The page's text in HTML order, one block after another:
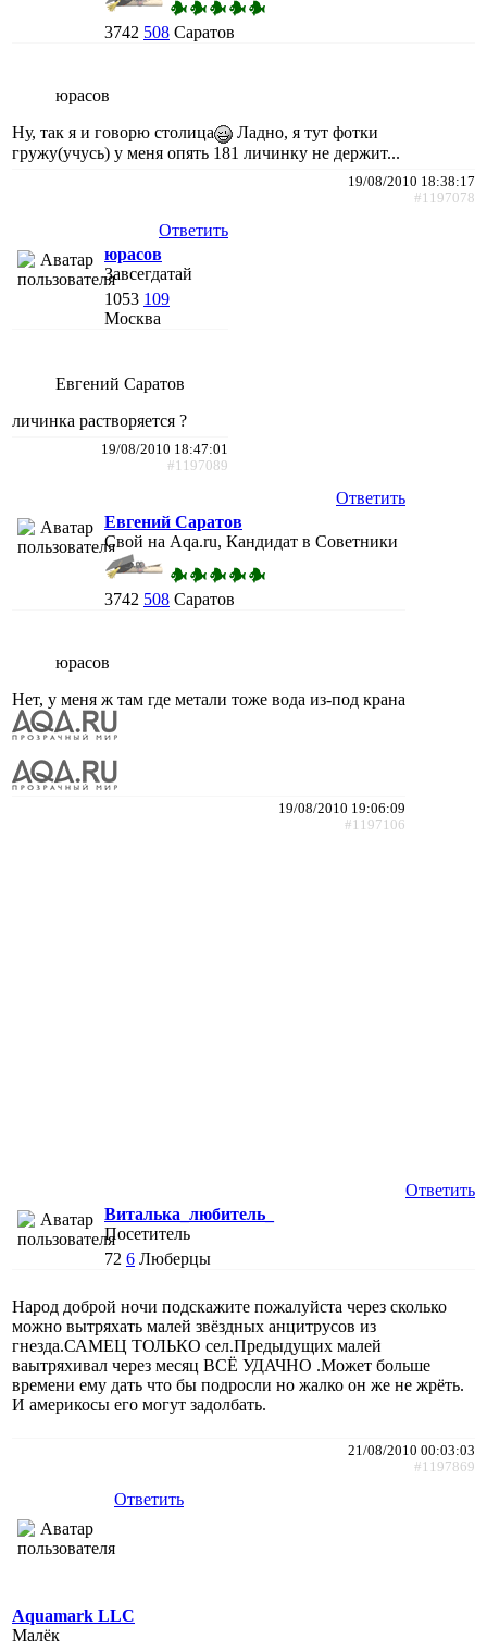
3742 508 Саратов
юрасов
Ну, так я и говорю столица
Ладно, я тут фотки
гружу(учусь) у меня опять 181 личинку не держит...
19/08/2010 18:38:17
#1197078
Ответить
юрасов
Завсегдатай
1053 109
Москва
Евгений Саратов
личинка растворяется ?
19/08/2010 18:47:01
#1197089
Ответить
Евгений Саратов
Свой на Aqa.ru, Кандидат в Советники
3742 508 Саратов
юрасов
Нет, у меня ж там где метали тоже вода из-под крана
19/08/2010 19:06:09
#1197106
Ответить
Виталька_любитель_
Посетитель
72 6 Люберцы
Народ доброй ночи подскажите пожалуйста через сколько
можно вытряхать малей звёздных анцитрусов из
гнезда.САМЕЦ ТОЛЬКО сел.Предыдущих малей
ваытряхивал через месяц ВСЁ УДАЧНО .Может больше
времени ему дать что бы подросли но жалко он же не жрёть.
И америкосы его могут задолбать.
21/08/2010 00:03:03
#1197869
Ответить
Aquamark LLC
Малёк